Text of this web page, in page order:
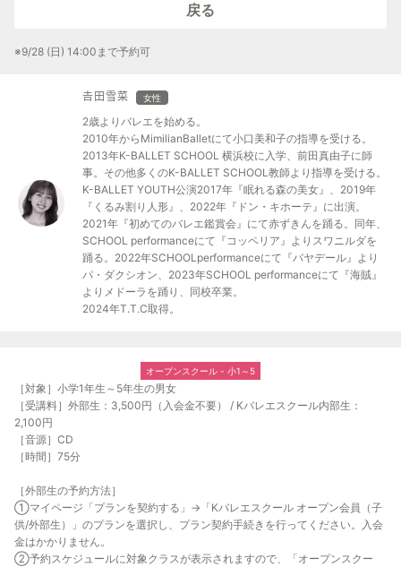
戻る
※9/28 (日) 14:00まで予約可
𠮷田雪菜 女性
2歳よりバレエを始める。
2010年からMimilianBalletにて小口美和子の指導を受ける。
2013年K-BALLET SCHOOL 横浜校に入学、前田真由子に師
事。その他多くのK-BALLET SCHOOL教師より指導を受ける。
K-BALLET YOUTH公演2017年『眠れる森の美女』、2019年
『くるみ割り人形』、2022年『ドン・キホーテ』に出演。
2021年『初めてのバレエ鑑賞会』にて赤ずきんを踊る。同年、
SCHOOL performanceにて『コッペリア』よりスワニルダを
踊る。2022年SCHOOLperformanceにて『バヤデール』より
パ・ダクシオン、2023年SCHOOL performanceにて『海賊』
よりメドーラを踊り、同校卒業。
2024年T.T.C取得。
オープンスクール - 小1～5
［対象］小学1年生～5年生の男女
［受講料］外部生：3,500円（入会金不要） / Kバレエスクール内部生：
2,100円
［音源］CD
［時間］75分
［外部生の予約方法］
①マイページ「プランを契約する」→「Kバレエスクール オープン会員（子
供/外部生）」のプランを選択し、プラン契約手続きを行ってください。入会
金はかかりません。
②予約スケジュールに対象クラスが表示されますので、「オープンスクー